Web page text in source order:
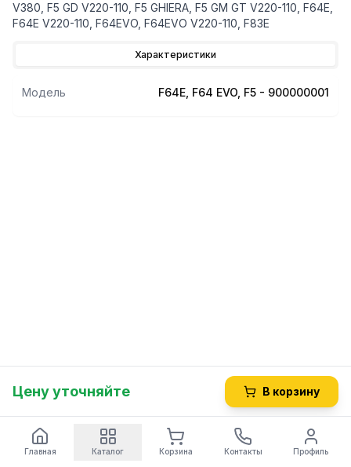
V380, F5 GD V220-110, F5 GHIERA, F5 GM GT V220-110, F64E,
F64E V220-110, F64EVO, F64EVO V220-110, F83E
Характеристики
Модель F64E, F64 EVO, F5 - 900000001
Цену уточняйте В корзину
Главная Каталог Корзина Контакты Профиль